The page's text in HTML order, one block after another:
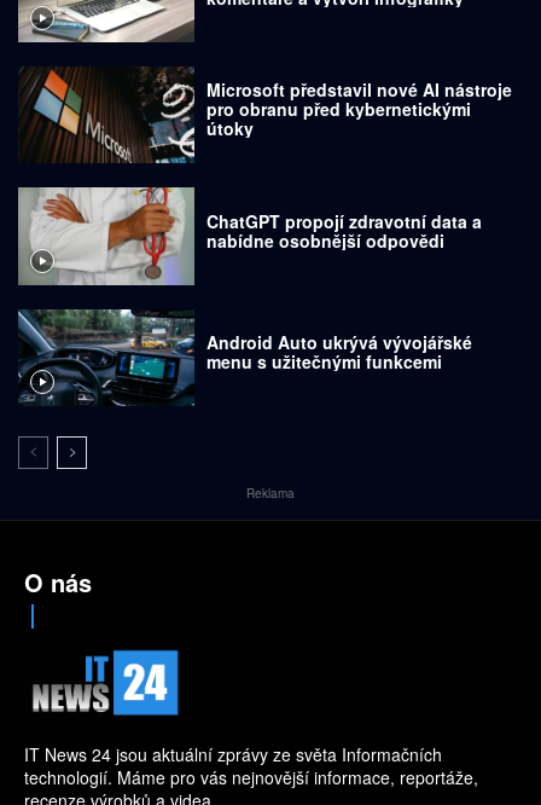
Microsoft představil nové AI nástroje
pro obranu před kybernetickými
útoky
ChatGPT propojí zdravotní data a
nabídne osobnější odpovědi
Android Auto ukrývá vývojářské
menu s užitečnými funkcemi
Reklama
O nás
IT News 24 jsou aktuální zprávy ze světa Informačních
technologií. Máme pro vás nejnovější informace, reportáže,